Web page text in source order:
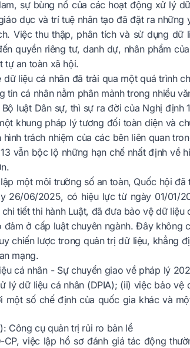
sự bùng nổ của các hoạt động xử lý
dục và trí tuệ nhân tạo đã đặt ra
Việc thu thập, phân tích và sử dụng
quyền riêng tư, danh dự, nhân phẩm
tự an toàn xã hội.
liệu cá nhân đã trải qua một quá trình
cá nhân nằm phân mảnh trong nhiều
luật Dân sự, thì sự ra đời của Nghị
khung pháp lý tương đối toàn diện và
trách nhiệm của các bên liên quan
vẫn bộc lộ những hạn chế nhất định về
một môi trường số an toàn, Quốc hội
26/06/2025, có hiệu lực từ ngày 01/01/
tiết thi hành Luật, đã đưa bảo vệ dữ liệu
ở cấp luật chuyên ngành. Đây không
chiến lược trong quản trị dữ liệu, khẳng
mạng.
cá nhân - Sự chuyển giao về pháp lý
lý dữ liệu cá nhân (DPIA); (ii) việc bảo vệ
số chế định của quốc gia khác và
Công cụ quản trị rủi ro bản lề
việc lập hồ sơ đánh giá tác động